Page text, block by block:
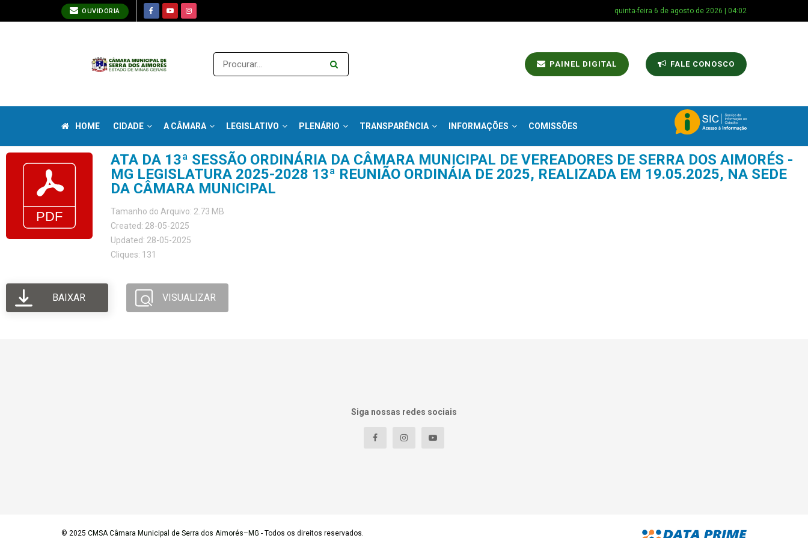
OUVIDORIA quinta-feira 6 de agosto de 2026 | 04:02
PAINEL DIGITAL FALE CONOSCO
HOME CIDADE A CÂMARA LEGISLATIVO PLENÁRIO TRANSPARÊNCIA INFORMAÇÕES COMISSÕES
ATA DA 13ª SESSÃO ORDINÁRIA DA CÂMARA MUNICIPAL DE VEREADORES DE SERRA DOS AIMORÉS -
MG LEGISLATURA 2025-2028 13ª REUNIÃO ORDINÁIA DE 2025, REALIZADA EM 19.05.2025, NA SEDE
DA CÂMARA MUNICIPAL
Tamanho do Arquivo: 2.73 MB
Created: 28-05-2025
Updated: 28-05-2025
Cliques: 131
BAIXAR VISUALIZAR
Siga nossas redes sociais
© 2025 CMSA Câmara Municipal de Serra dos Aimorés–MG - Todos os direitos reservados.